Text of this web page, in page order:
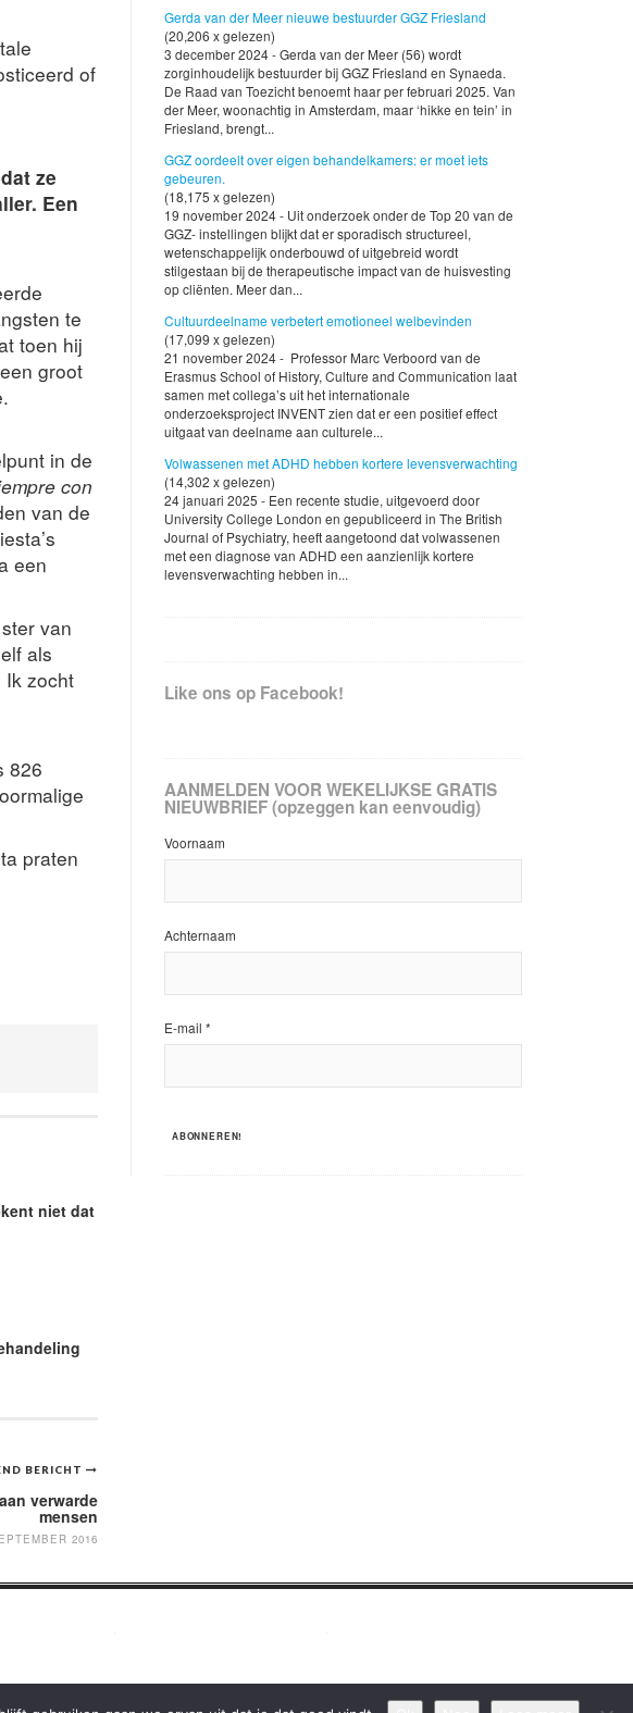
of
ze
Een
te
toen hij
groot
in de
con
van de
een
van
als
Ik zocht
826
praten
niet dat
BERICHT
verwarde
mensen
2016
Gerda van der Meer nieuwe bestuurder GGZ Friesland
(20,206 x gelezen)
3 december 2024 - Gerda van der Meer (56) wordt
zorginhoudelijk bestuurder bij GGZ Friesland en Synaeda.
De Raad van Toezicht benoemt haar per februari 2025. Van
der Meer, woonachtig in Amsterdam, maar ‘hikke en tein’ in
Friesland, brengt...
GGZ oordeelt over eigen behandelkamers: er moet iets
gebeuren.
(18,175 x gelezen)
19 november 2024 - Uit onderzoek onder de Top 20 van de
GGZ- instellingen blijkt dat er sporadisch structureel,
wetenschappelijk onderbouwd of uitgebreid wordt
stilgestaan bij de therapeutische impact van de huisvesting
op cliënten. Meer dan...
Cultuurdeelname verbetert emotioneel welbevinden
(17,099 x gelezen)
21 november 2024 - Professor Marc Verboord van de
Erasmus School of History, Culture and Communication laat
samen met collega’s uit het internationale
onderzoeksproject INVENT zien dat er een positief effect
uitgaat van deelname aan culturele...
Volwassenen met ADHD hebben kortere levensverwachting
(14,302 x gelezen)
24 januari 2025 - Een recente studie, uitgevoerd door
University College London en gepubliceerd in The British
Journal of Psychiatry, heeft aangetoond dat volwassenen
met een diagnose van ADHD een aanzienlijk kortere
levensverwachting hebben in...
Like ons op Facebook!
AANMELDEN VOOR WEKELIJKSE GRATIS
NIEUWBRIEF (opzeggen kan eenvoudig)
Voornaam
Achternaam
E-mail *